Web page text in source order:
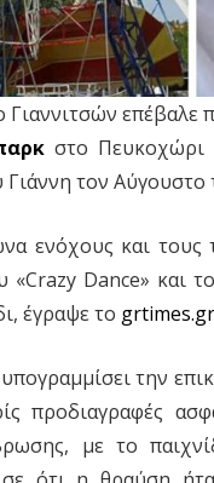
επέβαλε
στο Πευκοχώρι
τον Αύγουστο
ενόχους και
«Crazy Dance» και
έγραψε το grtimes.gr
την
προδιαγραφές
με το